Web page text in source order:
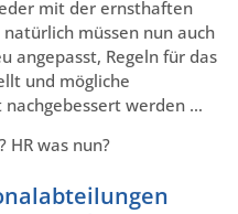
mit der ernsthaften
müssen nun auch
angepasst, Regeln für das
und mögliche
werden …
HR was nun?